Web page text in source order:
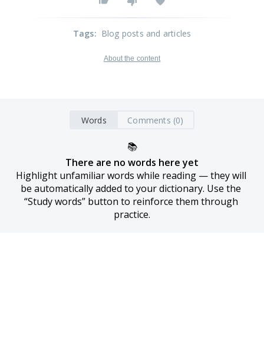
Tags: Blog posts and articles
About the content
Words Comments (0)
📚
There are no words here yet
Highlight unfamiliar words while reading — they will
be automatically added to your dictionary. Use the
“Study words” button to reinforce them through
practice.